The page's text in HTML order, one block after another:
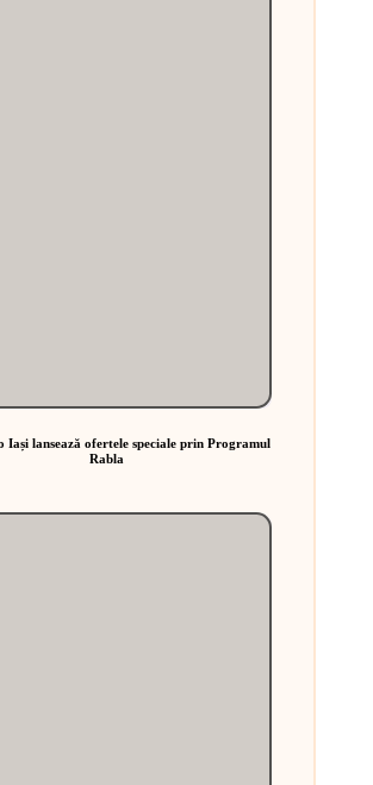
Iași lansează ofertele speciale prin Programul
Rabla